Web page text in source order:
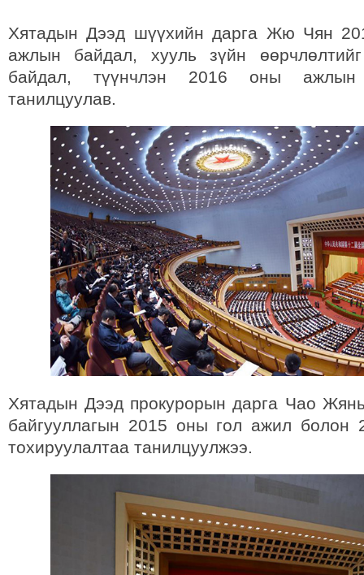
Хятадын Дээд шүүхийн дарга Жю Чян
ажлын байдал, хууль зүйн өөрчлөлтийг
байдал, түүнчлэн 2016 оны ажлын
танилцуулав.
Хятадын Дээд прокурорын дарга Чао
байгууллагын 2015 оны гол ажил
тохируулалтаа танилцуулжээ.